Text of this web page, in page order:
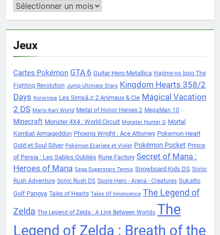
Archives
Jeux
Cartes Pokémon GTA 6 Guitar Hero Metallica Hajime no Ippo The
Fighting Revolution Jump Ultimate Stars Kingdom Hearts 358/2
Days Kororinpa Les Simsâ„¢ 2 Animaux & Cie Magical Vacation
2 DS Mario Kart World Medal of Honor Heroes 2 MegaMan 10
Minecraft Monster 4X4 : World Circuit Monster Hunter G Mortal
Kombat Armageddon Phoenix Wright : Ace Attorney Pokemon Heart
Gold et Soul Silver Pokémon Ecarlate et Violet Pokémon Pocket Prince
of Persia : Les Sables Oubliés Rune Factory Secret of Mana :
Heroes of Mana Sega Superstars Tennis Snowboard Kids DS Sonic
Rush Adventure Sonic Rush DS Spore Hero - Arena - Creatures Sukatto
Golf Pangya Tales of Hearts Tales Of Innoncence The Legend of
Zelda The Legend of Zelda : A Link Between Worlds The
Legend of Zelda : Breath of the